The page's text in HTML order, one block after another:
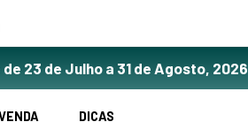
de 23 de Julho a 31 de Agosto, 2026
DICAS